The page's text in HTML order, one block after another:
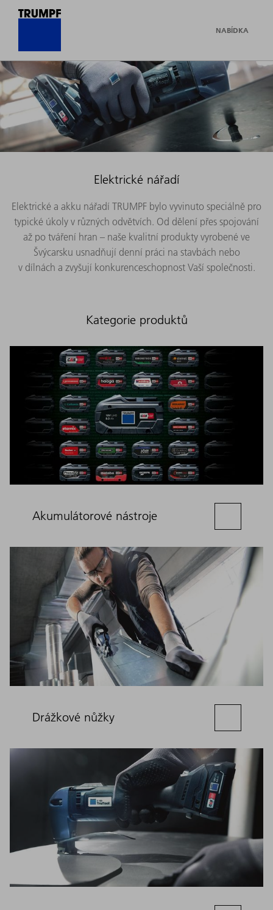
NABÍDKA
Elektrické nářadí
Elektrické a akku nářadí TRUMPF bylo vyvinuto speciálně pro
typické úkoly v různých odvětvích. Od dělení přes spojování
až po tváření hran – naše kvalitní produkty vyrobené ve
Švýcarsku usnadňují denní práci na stavbách nebo
v dílnách a zvyšují konkurenceschopnost Vaší společnosti.
Kategorie produktů
Akumulátorové nástroje
Drážkové nůžky